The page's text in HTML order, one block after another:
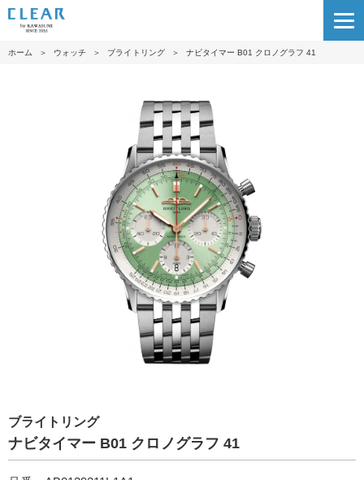
ホーム ＞ ウォッチ ＞ ブライトリング ＞ ナビタイマー B01 クロノグラフ 41
ブライトリング
ナビタイマー B01 クロノグラフ 41